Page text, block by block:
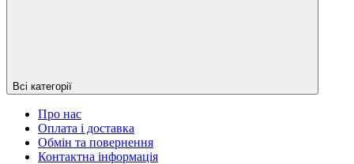
Всі категорії
Про нас
Оплата і доставка
Обмін та повернення
Контактна інформація